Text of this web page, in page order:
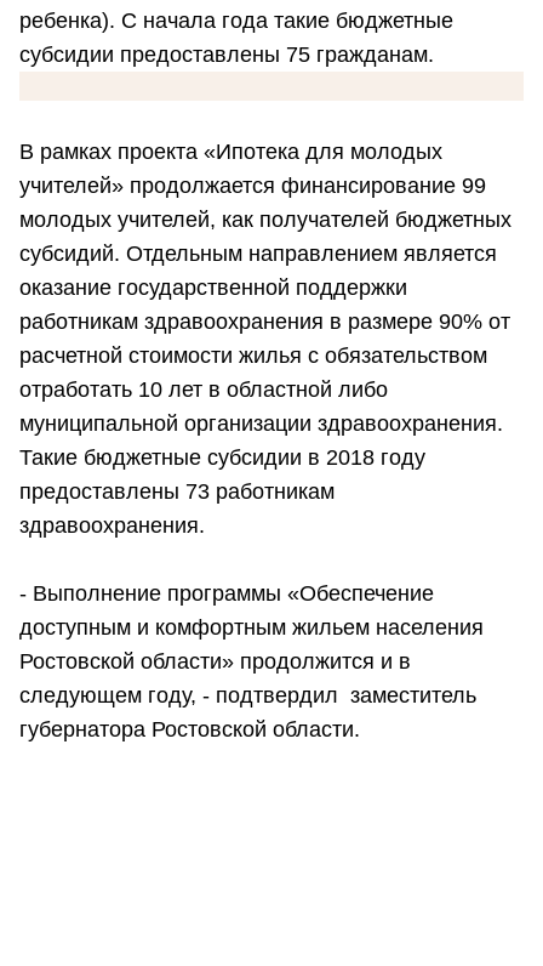
ребенка). С начала года такие бюджетные
субсидии предоставлены 75 гражданам.
В рамках проекта «Ипотека для молодых
учителей» продолжается финансирование 99
молодых учителей, как получателей бюджетных
субсидий. Отдельным направлением является
оказание государственной поддержки
работникам здравоохранения в размере 90% от
расчетной стоимости жилья с обязательством
отработать 10 лет в областной либо
муниципальной организации здравоохранения.
Такие бюджетные субсидии в 2018 году
предоставлены 73 работникам
здравоохранения.
- Выполнение программы «Обеспечение
доступным и комфортным жильем населения
Ростовской области» продолжится и в
следующем году, - подтвердил заместитель
губернатора Ростовской области.